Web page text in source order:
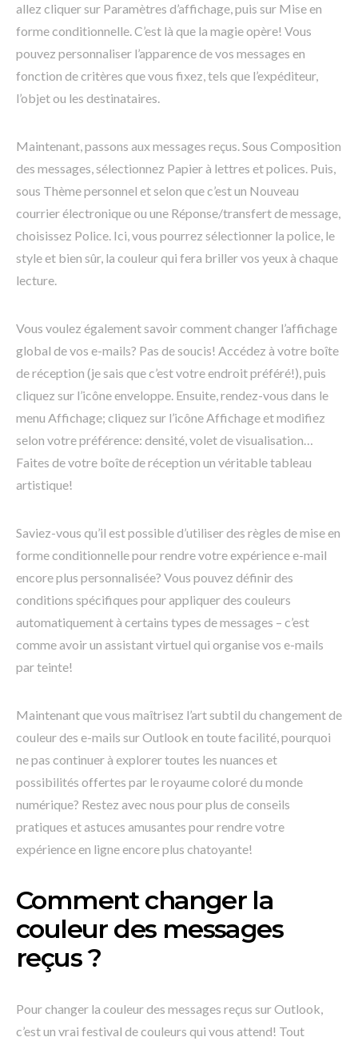
allez cliquer sur Paramètres d’affichage, puis sur Mise en
forme conditionnelle. C’est là que la magie opère! Vous
pouvez personnaliser l’apparence de vos messages en
fonction de critères que vous fixez, tels que l’expéditeur,
l’objet ou les destinataires.
Maintenant, passons aux messages reçus. Sous Composition
des messages, sélectionnez Papier à lettres et polices. Puis,
sous Thème personnel et selon que c’est un Nouveau
courrier électronique ou une Réponse/transfert de message,
choisissez Police. Ici, vous pourrez sélectionner la police, le
style et bien sûr, la couleur qui fera briller vos yeux à chaque
lecture.
Vous voulez également savoir comment changer l’affichage
global de vos e-mails? Pas de soucis! Accédez à votre boîte
de réception (je sais que c’est votre endroit préféré!), puis
cliquez sur l’icône enveloppe. Ensuite, rendez-vous dans le
menu Affichage; cliquez sur l’icône Affichage et modifiez
selon votre préférence: densité, volet de visualisation…
Faites de votre boîte de réception un véritable tableau
artistique!
Saviez-vous qu’il est possible d’utiliser des règles de mise en
forme conditionnelle pour rendre votre expérience e-mail
encore plus personnalisée? Vous pouvez définir des
conditions spécifiques pour appliquer des couleurs
automatiquement à certains types de messages – c’est
comme avoir un assistant virtuel qui organise vos e-mails
par teinte!
Maintenant que vous maîtrisez l’art subtil du changement de
couleur des e-mails sur Outlook en toute facilité, pourquoi
ne pas continuer à explorer toutes les nuances et
possibilités offertes par le royaume coloré du monde
numérique? Restez avec nous pour plus de conseils
pratiques et astuces amusantes pour rendre votre
expérience en ligne encore plus chatoyante!
Comment changer la
couleur des messages
reçus ?
Pour changer la couleur des messages reçus sur Outlook,
c’est un vrai festival de couleurs qui vous attend! Tout